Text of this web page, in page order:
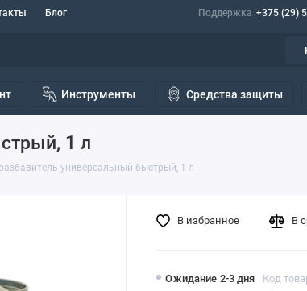
Блог Поддержка +375 (29)
Инструменты Средства защиты
1 л
разбавитель универсальный быстрый, 1 л
Ожидание 2-3 дня Код
В избранное В